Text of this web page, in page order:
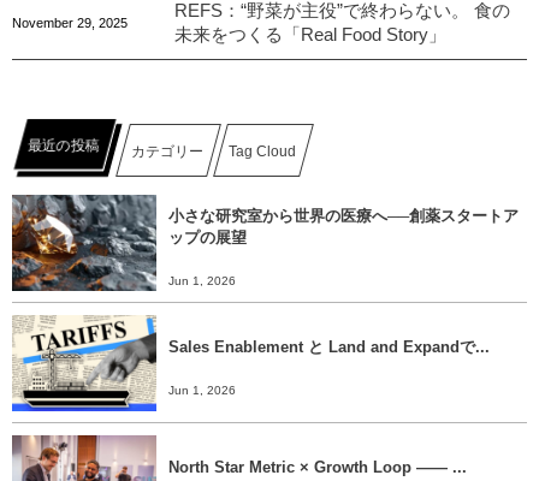
November 29 2025
REFS：“野菜が主役”で終わらない。 食の
未来をつくる「Real Food Story」
最近の投稿 カテゴリー Tag Cloud
小さな研究室から世界の医療へ──創薬スタートア
ップの展望
Jun 1, 2026
Sales Enablement と Land and Expandで...
Jun 1, 2026
North Star Metric × Growth Loop ―― ...